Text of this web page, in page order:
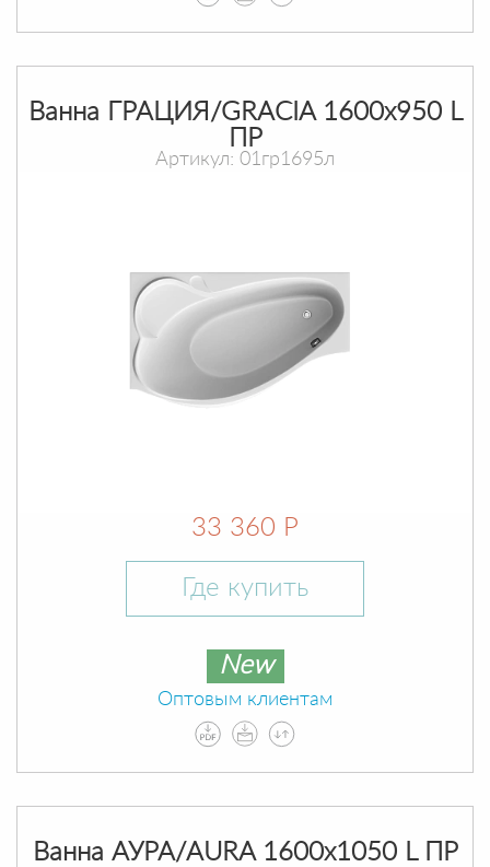
Ванна ГРАЦИЯ/GRACIA 1600х950 L
ПР
Артикул: 01гр1695л
33 360 Р
Где купить
New
Оптовым клиентам
Ванна АУРА/AURA 1600х1050 L ПР